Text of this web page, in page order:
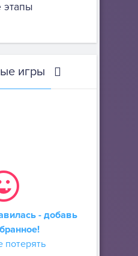
этапы
игры
- добавь
потерять